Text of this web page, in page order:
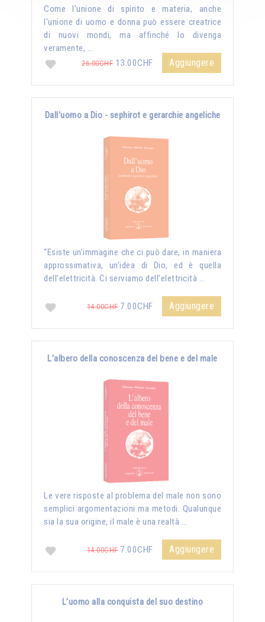
Come l'unione di spirito e materia, anche
l'unione di uomo e donna può essere creatrice
di nuovi mondi, ma affinché lo divenga
veramente, …
26.00CHF 13.00CHF Aggiungere
Dall'uomo a Dio - sephirot e gerarchie angeliche
“Esiste un’immagine che ci può dare, in maniera
approssimativa, un’idea di Dio, ed è quella
dell’elettricità. Ci serviamo dell’elettricità …
14.00CHF7.00CHF Aggiungere
L’albero della conoscenza del bene e del male
Le vere risposte al problema del male non sono
semplici argomentazioni ma metodi. Qualunque
sia la sua origine, il male è una realtà …
14.00CHF7.00CHF Aggiungere
L’uomo alla conquista del suo destino